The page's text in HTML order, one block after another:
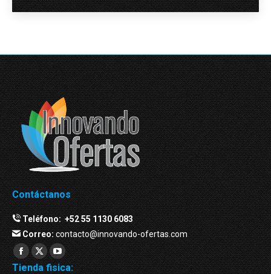
Contáctanos
Teléfono:+52 55 1130 6083
Correo:contacto@innovando-ofertas.com
Facebook
TwitterYouTube
Tienda fisica: